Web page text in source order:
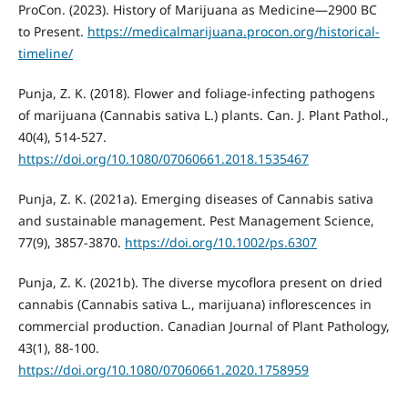
ProCon. (2023). History of Marijuana as Medicine—2900 BC
to Present. https://medicalmarijuana.procon.org/historical-
timeline/
Punja, Z. K. (2018). Flower and foliage-infecting pathogens
of ma­rijuana (Cannabis sativa L.) plants. Can. J. Plant Pathol.,
40(4), 514-527.
https://doi.org/10.1080/07060661.2018.1535467
Punja, Z. K. (2021a). Emerging diseases of Cannabis sativa
and sustainable management. Pest Management Science,
77(9), 3857-3870. https://doi.org/10.1002/ps.6307
Punja, Z. K. (2021b). The diverse mycoflora present on dried
cannabis (Cannabis sativa L., marijuana) inflorescences in
commercial production. Canadian Journal of Plant Pathology,
43(1), 88-100.
https://doi.org/10.1080/07060661.2020.1758959